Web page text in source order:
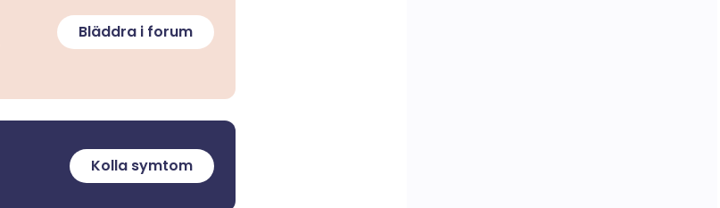
Bläddra i forum
Kolla symtom